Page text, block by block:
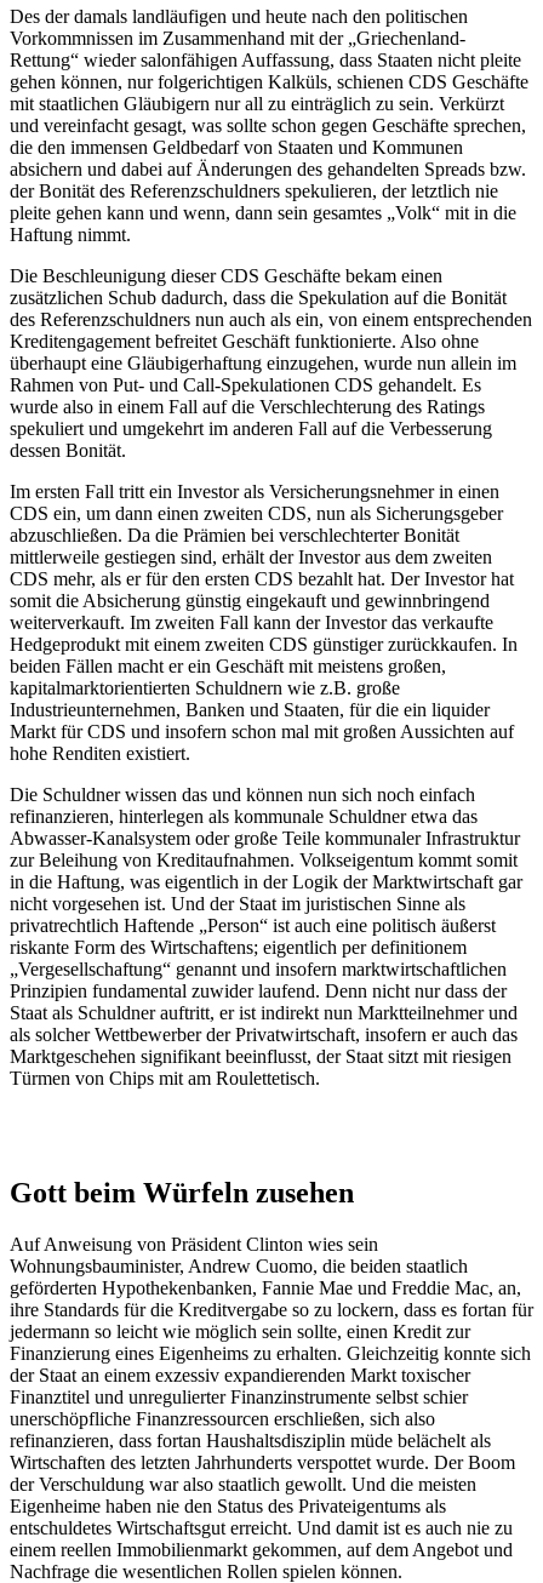
Des der damals landläufigen und heute nach den politischen
Vorkommnissen im Zusammenhand mit der „Griechenland-
Rettung“ wieder salonfähigen Auffassung, dass Staaten nicht pleite
gehen können, nur folgerichtigen Kalküls, schienen CDS Geschäfte
mit staatlichen Gläubigern nur all zu einträglich zu sein. Verkürzt
und vereinfacht gesagt, was sollte schon gegen Geschäfte sprechen,
die den immensen Geldbedarf von Staaten und Kommunen
absichern und dabei auf Änderungen des gehandelten Spreads bzw.
der Bonität des Referenzschuldners spekulieren, der letztlich nie
pleite gehen kann und wenn, dann sein gesamtes „Volk“ mit in die
Haftung nimmt.
Die Beschleunigung dieser CDS Geschäfte bekam einen
zusätzlichen Schub dadurch, dass die Spekulation auf die Bonität
des Referenzschuldners nun auch als ein, von einem entsprechenden
Kreditengagement befreitet Geschäft funktionierte. Also ohne
überhaupt eine Gläubigerhaftung einzugehen, wurde nun allein im
Rahmen von Put- und Call-Spekulationen CDS gehandelt. Es
wurde also in einem Fall auf die Verschlechterung des Ratings
spekuliert und umgekehrt im anderen Fall auf die Verbesserung
dessen Bonität.
Im ersten Fall tritt ein Investor als Versicherungsnehmer in einen
CDS ein, um dann einen zweiten CDS, nun als Sicherungsgeber
abzuschließen. Da die Prämien bei verschlechterter Bonität
mittlerweile gestiegen sind, erhält der Investor aus dem zweiten
CDS mehr, als er für den ersten CDS bezahlt hat. Der Investor hat
somit die Absicherung günstig eingekauft und gewinnbringend
weiterverkauft. Im zweiten Fall kann der Investor das verkaufte
Hedgeprodukt mit einem zweiten CDS günstiger zurückkaufen. In
beiden Fällen macht er ein Geschäft mit meistens großen,
kapitalmarktorientierten Schuldnern wie z.B. große
Industrieunternehmen, Banken und Staaten, für die ein liquider
Markt für CDS und insofern schon mal mit großen Aussichten auf
hohe Renditen existiert.
Die Schuldner wissen das und können nun sich noch einfach
refinanzieren, hinterlegen als kommunale Schuldner etwa das
Abwasser-Kanalsystem oder große Teile kommunaler Infrastruktur
zur Beleihung von Kreditaufnahmen. Volkseigentum kommt somit
in die Haftung, was eigentlich in der Logik der Marktwirtschaft gar
nicht vorgesehen ist. Und der Staat im juristischen Sinne als
privatrechtlich Haftende „Person“ ist auch eine politisch äußerst
riskante Form des Wirtschaftens; eigentlich per definitionem
„Vergesellschaftung“ genannt und insofern marktwirtschaftlichen
Prinzipien fundamental zuwider laufend. Denn nicht nur dass der
Staat als Schuldner auftritt, er ist indirekt nun Marktteilnehmer und
als solcher Wettbewerber der Privatwirtschaft, insofern er auch das
Marktgeschehen signifikant beeinflusst, der Staat sitzt mit riesigen
Türmen von Chips mit am Roulettetisch.
Gott beim Würfeln zusehen
Auf Anweisung von Präsident Clinton wies sein
Wohnungsbauminister, Andrew Cuomo, die beiden staatlich
geförderten Hypothekenbanken, Fannie Mae und Freddie Mac, an,
ihre Standards für die Kreditvergabe so zu lockern, dass es fortan für
jedermann so leicht wie möglich sein sollte, einen Kredit zur
Finanzierung eines Eigenheims zu erhalten. Gleichzeitig konnte sich
der Staat an einem exzessiv expandierenden Markt toxischer
Finanztitel und unregulierter Finanzinstrumente selbst schier
unerschöpfliche Finanzressourcen erschließen, sich also
refinanzieren, dass fortan Haushaltsdisziplin müde belächelt als
Wirtschaften des letzten Jahrhunderts verspottet wurde. Der Boom
der Verschuldung war also staatlich gewollt. Und die meisten
Eigenheime haben nie den Status des Privateigentums als
entschuldetes Wirtschaftsgut erreicht. Und damit ist es auch nie zu
einem reellen Immobilienmarkt gekommen, auf dem Angebot und
Nachfrage die wesentlichen Rollen spielen können.